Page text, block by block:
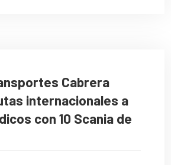
Cabrera
internacionales a
con 10 Scania de